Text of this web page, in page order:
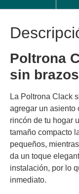
Poltrona
sin brazos
La Poltrona Clack
agregar un asiento
rincón de tu hogar
tamaño compacto
pequeños,
da un toque
instalación, por lo
inmediato.